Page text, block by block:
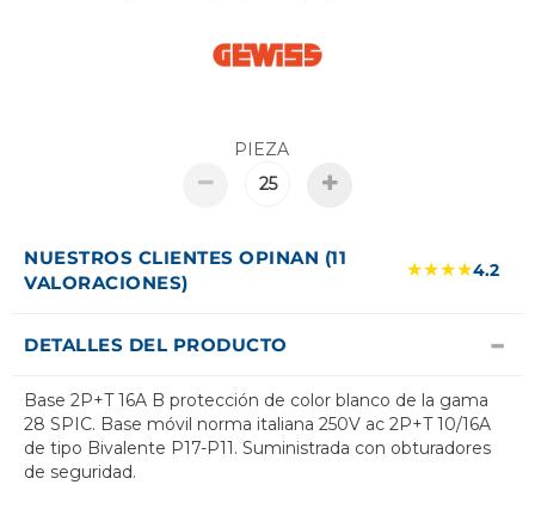
PIEZA
NUESTROS CLIENTES OPINAN (11
VALORACIONES)
★★★★4.2
DETALLES DEL PRODUCTO
Base 2P+T 16A B protección de color blanco de la gama
28 SPIC. Base móvil norma italiana 250V ac 2P+T 10/16A
de tipo Bivalente P17-P11. Suministrada con obturadores
de seguridad.